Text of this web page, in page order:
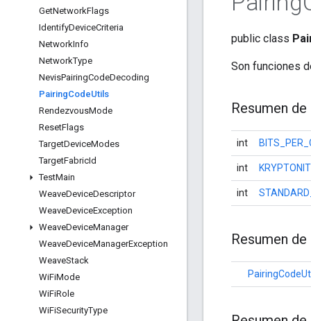
GetNetworkFlags
IdentifyDeviceCriteria
NetworkInfo
NetworkType
NevisPairingCodeDecoding
PairingCodeUtils
RendezvousMode
ResetFlags
TargetDeviceModes
TargetFabricId
TestMain
WeaveDeviceDescriptor
WeaveDeviceException
WeaveDeviceManager
WeaveDeviceManagerException
WeaveStack
WiFiMode
WiFiRole
WiFiSecurityType
public class
Son funciones
Resumen
int
int
int
Resumen